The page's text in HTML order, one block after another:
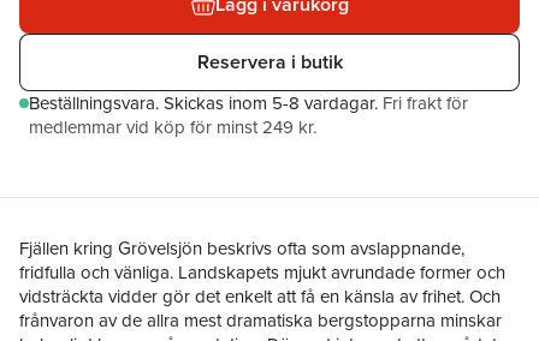
Reservera i butik
Beställningsvara.Skickas inom 5-8 vardagar. Fri frakt för
medlemmar vid köp för minst 249 kr.
Fjällen kring Grövelsjön beskrivs ofta som avslappnande,
fridfulla och vänliga. Landskapets mjukt avrundade former och
vidsträckta vidder gör det enkelt att få en känsla av frihet. Och
frånvaron av de allra mest dramatiska bergstopparna minskar